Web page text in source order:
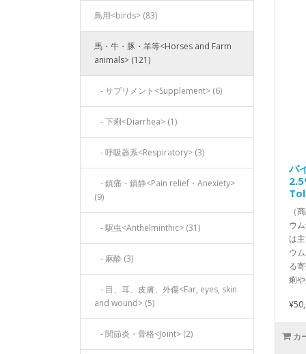
鳥用<birds> (83)
馬・牛・豚・羊等<Horses and Farm
animals> (121)
- サプリメント<Supplement> (6)
- 下痢<Diarrhea> (1)
- 呼吸器系<Respiratory> (3)
- 鎮痛・鎮静<Pain relief・Anexiety>
(9)
- 駆虫<Anthelminthic> (31)
- 麻酔 (3)
- 目、耳、皮膚、外傷<Ear, eyes, skin
and wound> (5)
- 関節炎・骨格<Joint> (2)
バ
（
ウ
は
ウ
る
痢
カ